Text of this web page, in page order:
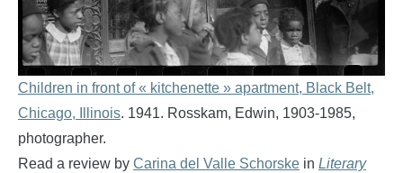
Children in front of « kitchenette » apartment, Black Belt,
Chicago, Illinois. 1941. Rosskam, Edwin, 1903-1985,
photographer.
Read a review by Carina del Valle Schorske in Literary